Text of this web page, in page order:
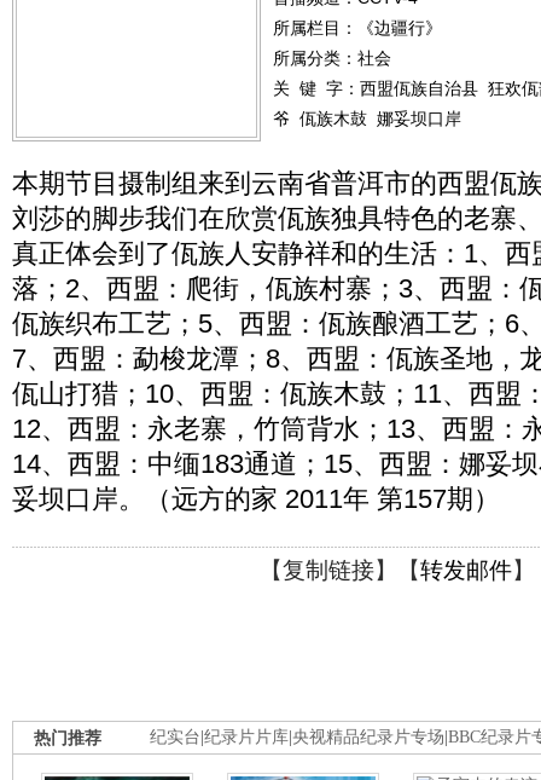
所属栏目：
《边疆行》
所属分类：社会
关 键 字： 西盟佤族自治县 狂欢
爷 佤族木鼓 娜妥坝口岸
本期节目摄制组来到云南省普洱市的西盟佤
刘莎的脚步我们在欣赏佤族独具特色的老寨
真正体会到了佤族人安静祥和的生活：1、
落；2、西盟：爬街，佤族村寨；3、西盟：
佤族织布工艺；5、西盟：佤族酿酒工艺；6
7、西盟：勐梭龙潭；8、西盟：佤族圣地，
佤山打猎；10、西盟：佤族木鼓；11、西盟
12、西盟：永老寨，竹筒背水；13、西盟：
14、西盟：中缅183通道；15、西盟：娜妥
妥坝口岸。（远方的家 2011年 第157期）
【复制链接】【转发邮件】
纪实台 纪录片片库 央视精品纪录片专场 BBC纪录片
热门推荐